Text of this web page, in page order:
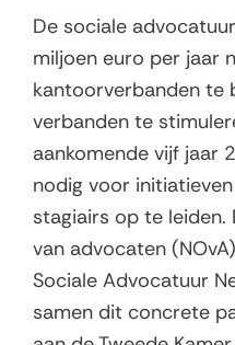
De sociale
miljoen euro per jaar
kantoorverbanden te
verbanden te
aankomende vijf jaar
nodig voor
stagiairs op te leiden.
van advocaten
Sociale Advocatuur
samen dit concrete